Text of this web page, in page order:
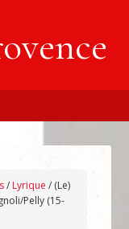
/ Lyrique / (Le)
Pelly (15-